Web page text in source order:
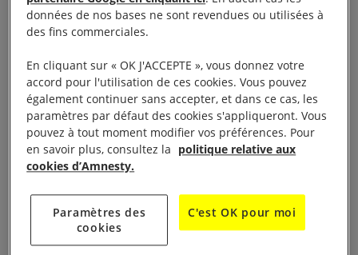
International (août 2017) en matière de structures,
ainsi que sur les statuts d’Amnesty International
extraordinaire du 18 juin 2017) : tous ces éléments
irriguent le contenu de cette formation.
Vous serez incollable sur le fonctionnement
d’Amnesty International après l’avoir suivie !
Informations pratiques
Public: toute personne – membre ou pas –
données de nos bases ne sont revendues ou utilisées à
des fins commerciales.
En cliquant sur « OK J'ACCEPTE », vous donnez votre
accord pour l'utilisation de ces cookies. Vous pouvez
également continuer sans accepter, et dans ce cas, les
paramètres par défaut des cookies s'appliqueront. Vous
pouvez à tout moment modifier vos préférences. Pour
en savoir plus, consultez la politique relative aux
cookies d’Amnesty.
Paramètres des
cookies
C'est OK pour moi